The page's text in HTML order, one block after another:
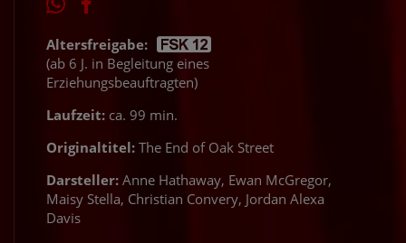
Altersfreigabe:
(ab 6 J. in Begleitung eines
Erziehungsbeauftragten)
Laufzeit: ca. 99 min.
Originaltitel: The End of Oak Street
Darsteller: Anne Hathaway, Ewan McGregor,
Maisy Stella, Christian Convery, Jordan Alexa
Davis